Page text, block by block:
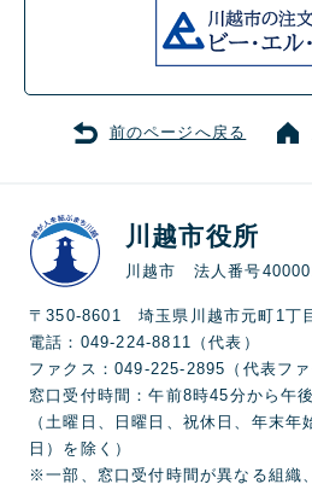
前のページへ戻る
川越市役所
川越市 法人番号
〒350-8601 埼玉県川越市元町1丁
電話：049-224-8811（代表）
ファクス：049-225-2895（代表ファ
窓口受付時間：午前8時45分から午
（土曜日、日曜日、祝休日、年末
日）を除く）
※一部、窓口受付時間が異なる組織